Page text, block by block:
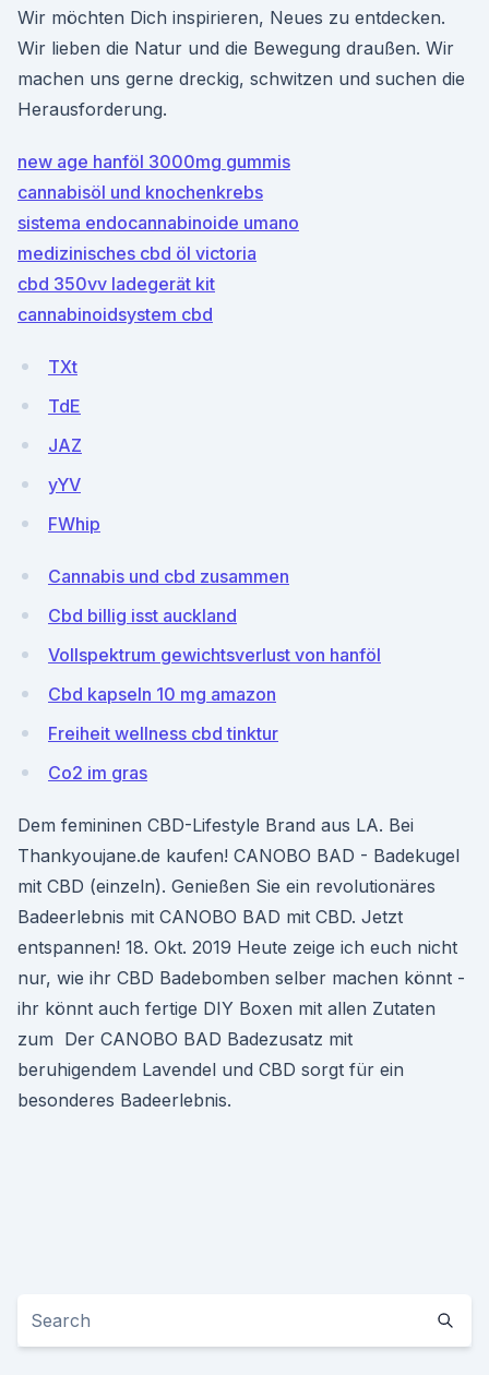
Wir möchten Dich inspirieren, Neues zu entdecken.
Wir lieben die Natur und die Bewegung draußen. Wir
machen uns gerne dreckig, schwitzen und suchen die
Herausforderung.
new age hanföl 3000mg gummis
cannabisöl und knochenkrebs
sistema endocannabinoide umano
medizinisches cbd öl victoria
cbd 350vv ladegerät kit
cannabinoidsystem cbd
TXt
TdE
JAZ
yYV
FWhip
Cannabis und cbd zusammen
Cbd billig isst auckland
Vollspektrum gewichtsverlust von hanföl
Cbd kapseln 10 mg amazon
Freiheit wellness cbd tinktur
Co2 im gras
Dem femininen CBD-Lifestyle Brand aus LA. Bei
Thankyoujane.de kaufen! CANOBO BAD - Badekugel
mit CBD (einzeln). Genießen Sie ein revolutionäres
Badeerlebnis mit CANOBO BAD mit CBD. Jetzt
entspannen! 18. Okt. 2019 Heute zeige ich euch nicht
nur, wie ihr CBD Badebomben selber machen könnt -
ihr könnt auch fertige DIY Boxen mit allen Zutaten
zum Der CANOBO BAD Badezusatz mit
beruhigendem Lavendel und CBD sorgt für ein
besonderes Badeerlebnis.